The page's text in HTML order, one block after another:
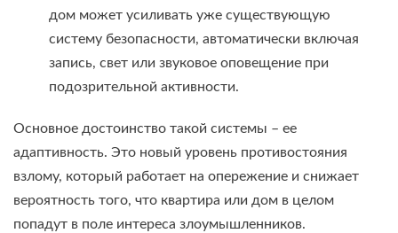
дом может усиливать уже существующую
систему безопасности, автоматически включая
запись, свет или звуковое оповещение при
подозрительной активности.
Основное достоинство такой системы – ее
адаптивность. Это новый уровень противостояния
взлому, который работает на опережение и снижает
вероятность того, что квартира или дом в целом
попадут в поле интереса злоумышленников.